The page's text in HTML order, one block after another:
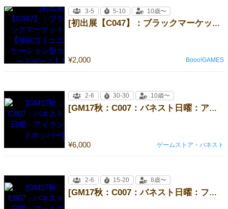
[初出展【C047】：ブラックマーケット【強欲コミュニケーション型カードゲーム】]
¥2,000
3-5 5-10 10歳〜
Booo!GAMES
[GM17秋：C007：バネスト日曜：アイランドホッパー]
¥6,000
2-6 30-30 10歳〜
ゲームストア・バネスト
[GM17秋：C007：バネスト日曜：フォトフィニッシュ]
2-6 15-20 8歳〜